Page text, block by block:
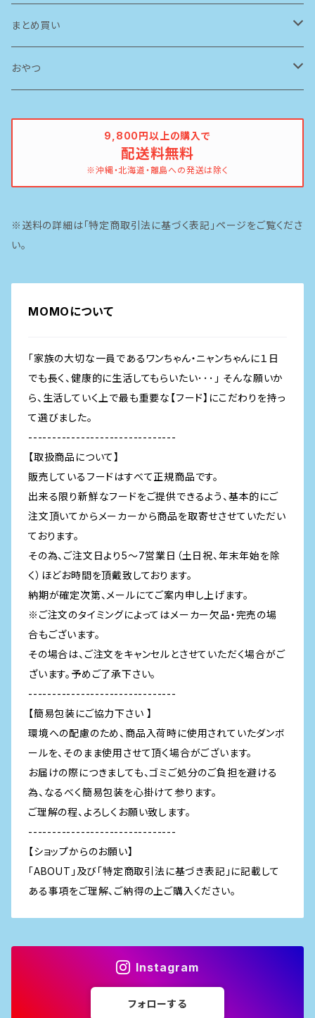
ソリッドゴールド
ブリスミックス
ルシャット
ソリッドゴールド
まとめ買い
ドッグフード
おやつ
魚
9,800円以上の購入で
配送料無料
※沖縄・北海道・離島への発送は除く
※送料の詳細は「特定商取引法に基づく表記」ページをご覧くださ
い。
MOMOについて
「家族の大切な一員であるワンちゃん・ニャンちゃんに１日
でも長く、健康的に生活してもらいたい･･･」 そんな願いか
ら、生活していく上で最も重要な【フード】にこだわりを持っ
て選びました。
-------------------------------
【取扱商品について】
販売しているフードはすべて正規商品です。
出来る限り新鮮なフードをご提供できるよう、基本的にご
注文頂いてからメーカーから商品を取寄せさせていただい
ております。
その為、ご注文日より5～7営業日（土日祝、年末年始を除
く）ほどお時間を頂戴致しております。
納期が確定次第、メールにてご案内申し上げます。
※ご注文のタイミングによってはメーカー欠品・完売の場
合もございます。
その場合は、ご注文をキャンセルとさせていただく場合がご
ざいます。予めご了承下さい。
-------------------------------
【簡易包装にご協力下さい 】
環境への配慮のため、商品入荷時に使用されていたダンボ
ールを、そのまま使用させて頂く場合がございます。
お届けの際につきましても、ゴミご処分のご負担を避ける
為、なるべく簡易包装を心掛けて参ります。
ご理解の程、よろしくお願い致します。
-------------------------------
【ショップからのお願い】
「ABOUT」及び「特定商取引法に基づき表記」に記載して
ある事項をご理解、ご納得の上ご購入ください。
Instagram
フォローする